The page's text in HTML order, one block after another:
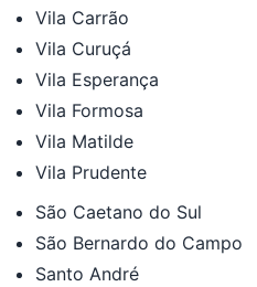
Vila Carrão
Vila Curuçá
Vila Esperança
Vila Formosa
Vila Matilde
Vila Prudente
São Caetano do Sul
São Bernardo do Campo
Santo André